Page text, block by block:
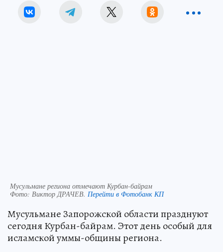
Мусульмане региона отмечают Курбан-байрам
Фото: Виктор ДРАЧЕВ. Перейти в Фотобанк КП
Мусульмане Запорожской области празднуют
сегодня Курбан-байрам. Этот день особый для
исламской уммы-общины региона.